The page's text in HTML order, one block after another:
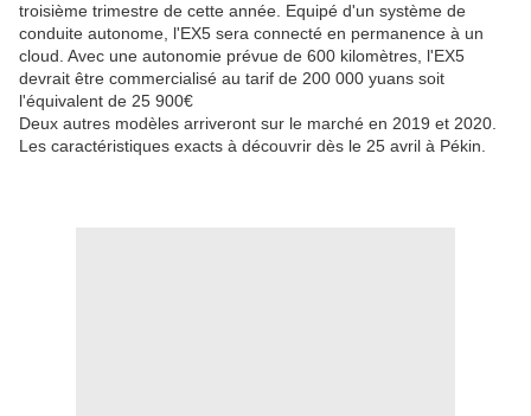
troisième trimestre de cette année. Equipé d'un système de
conduite autonome, l'EX5 sera connecté en permanence à un
cloud. Avec une autonomie prévue de 600 kilomètres, l'EX5
devrait être commercialisé au tarif de 200 000 yuans soit
l'équivalent de 25 900€
Deux autres modèles arriveront sur le marché en 2019 et 2020.
Les caractéristiques exacts à découvrir dès le 25 avril à Pékin.